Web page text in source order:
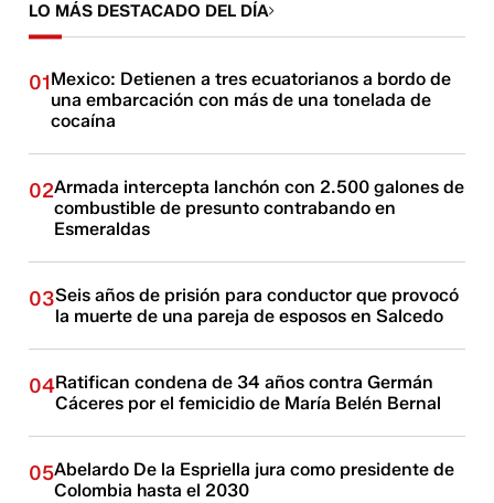
LO MÁS DESTACADO DEL DÍA
01Mexico: Detienen a tres ecuatorianos a bordo de
una embarcación con más de una tonelada de
cocaína
02Armada intercepta lanchón con 2.500 galones de
combustible de presunto contrabando en
Esmeraldas
03Seis años de prisión para conductor que provocó
la muerte de una pareja de esposos en Salcedo
04Ratifican condena de 34 años contra Germán
Cáceres por el femicidio de María Belén Bernal
05Abelardo De la Espriella jura como presidente de
Colombia hasta el 2030